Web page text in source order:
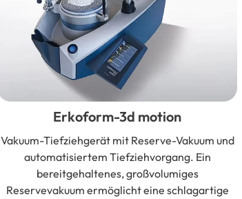
Erkoform-3d motion
Vakuum-Tiefziehgerät mit Reserve-Vakuum und
automatisiertem Tiefziehvorgang. Ein
bereitgehaltenes, großvolumiges
Reservevakuum ermöglicht eine schlagartige